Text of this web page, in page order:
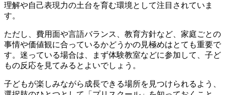
理解や自己表現力の土台を育む環境として注目されていま
す。
ただし、費用面や言語バランス、教育方針など、家庭ごとの
事情や価値観に合っているかどうかの見極めはとても重要で
す。迷っている場合は、まず体験教室などに参加して、子ど
もの反応を見てみるとよいでしょう。
子どもが楽しみながら成長できる場所を見つけられるよう、